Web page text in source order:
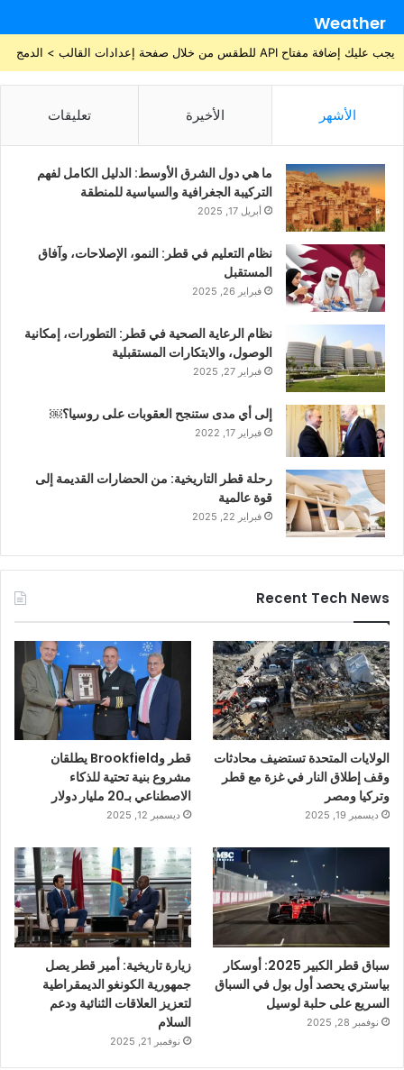
Weather
يجب عليك إضافة مفتاح API للطقس من خلال صفحة إعدادات القالب > الدمج
الأشهر الأخيرة تعليقات
ما هي دول الشرق الأوسط: الدليل الكامل لفهم
التركيبة الجغرافية والسياسية للمنطقة
أبريل 17, 2025
نظام التعليم في قطر: النمو، الإصلاحات، وآفاق
المستقبل
فبراير 26, 2025
نظام الرعاية الصحية في قطر: التطورات، إمكانية
الوصول، والابتكارات المستقبلية
فبراير 27, 2025
إلى أي مدى ستنجح العقوبات على روسيا؟￼
فبراير 17, 2022
رحلة قطر التاريخية: من الحضارات القديمة إلى
قوة عالمية
فبراير 22, 2025
Recent Tech News
الولايات المتحدة تستضيف محادثات
وقف إطلاق النار في غزة مع قطر
وتركيا ومصر
ديسمبر 19, 2025
قطر وBrookfield يطلقان
مشروع بنية تحتية للذكاء
الاصطناعي بـ20 مليار دولار
ديسمبر 12, 2025
سباق قطر الكبير 2025: أوسكار
بياستري يحصد أول بول في السباق
السريع على حلبة لوسيل
نوفمبر 28, 2025
زيارة تاريخية: أمير قطر يصل
جمهورية الكونغو الديمقراطية
لتعزيز العلاقات الثنائية ودعم
السلام
نوفمبر 21, 2025